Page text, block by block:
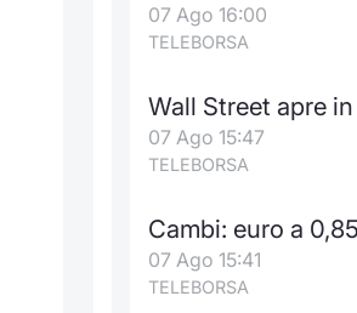
07 Ago 16:00
TELEBORSA
Wall Street apre
07 Ago 15:47
TELEBORSA
Cambi: euro a
07 Ago 15:41
TELEBORSA